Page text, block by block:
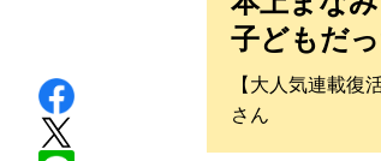
子どもだっ
【大人気連載
さん